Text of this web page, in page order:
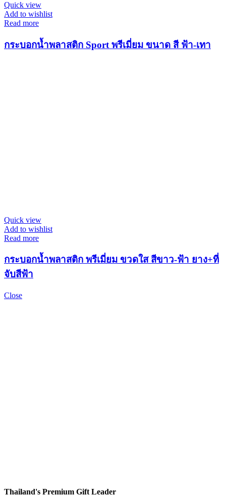
Quick view
Add to wishlist
Read more
กระบอกน้ำพลาสติก Sport พรีเมี่ยม ขนาด สี ฟ้า-เทา
Quick view
Add to wishlist
Read more
กระบอกน้ำพลาสติก พรีเมี่ยม ขวดใส สีขาว-ฟ้า ยาง+ที่
จับสีฟ้า
Close
Thailand's Premium Gift Leader